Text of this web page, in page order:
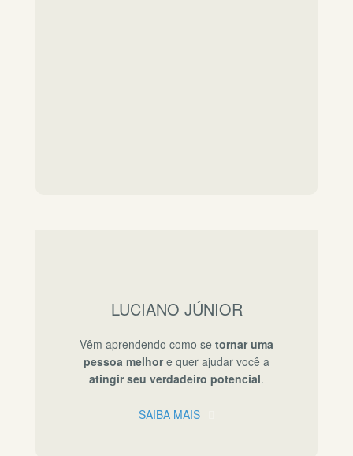
LUCIANO JÚNIOR
Vêm aprendendo como se tornar uma
pessoa melhore quer ajudar você a
atingir seu verdadeiro potencial.
SAIBA MAIS